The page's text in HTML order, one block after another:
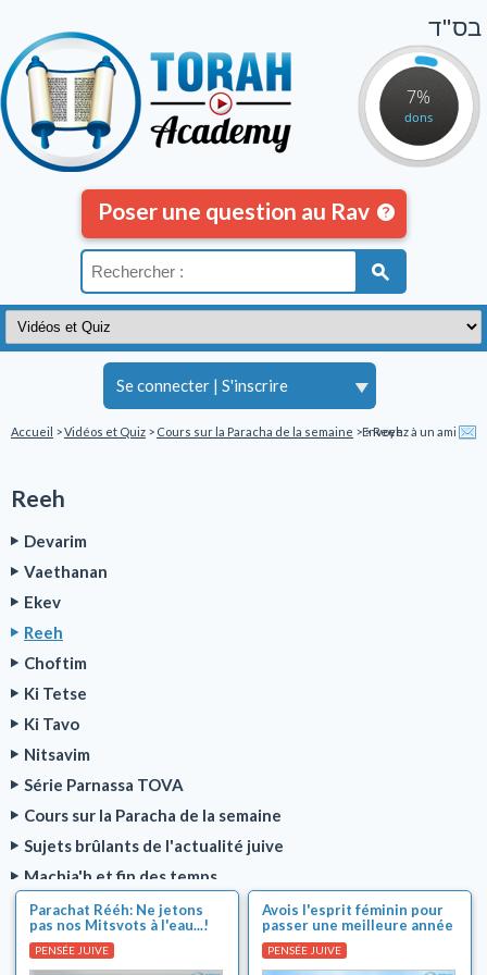
7%
dons
Se connecter | S'inscrire
בס"ד
Poser une question au Rav
Accueil >Vidéos et Quiz > Cours sur la Paracha de la semaine >> Reeh
Envoyez à un ami
Reeh
Devarim
Vaethanan
Ekev
Reeh
Choftim
Ki Tetse
Ki Tavo
Nitsavim
Série Parnassa TOVA
Cours sur la Paracha de la semaine
Sujets brûlants de l'actualité juive
Machia'h et fin des temps
Ségoulot (solutions magiques)
Les 2 minutes de 'Hizouk
Relations filles/garçons
Parachat Rééh: Ne jetons
pas nos Mitsvots à l'eau...!
PENSÉE JUIVE
Avois l'esprit féminin pour
passer une meilleure année
?
PENSÉE JUIVE